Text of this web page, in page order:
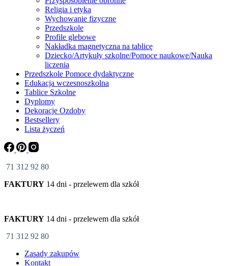
Religia i etyka
Wychowanie fizyczne
Przedszkole
Profile glebowe
Nakładka magnetyczna na tablicę
Dziecko/Artykuły szkolne/Pomoce naukowe/Nauka
liczenia
Przedszkole Pomoce dydaktyczne
Edukacja wczesnoszkolna
Tablice Szkolne
Dyplomy
Dekoracje Ozdoby
Bestsellery
Lista życzeń
71 312 92 80
FAKTURY 14 dni - przelewem dla szkół
FAKTURY 14 dni - przelewem dla szkół
71 312 92 80
Zasady zakupów
Kontakt